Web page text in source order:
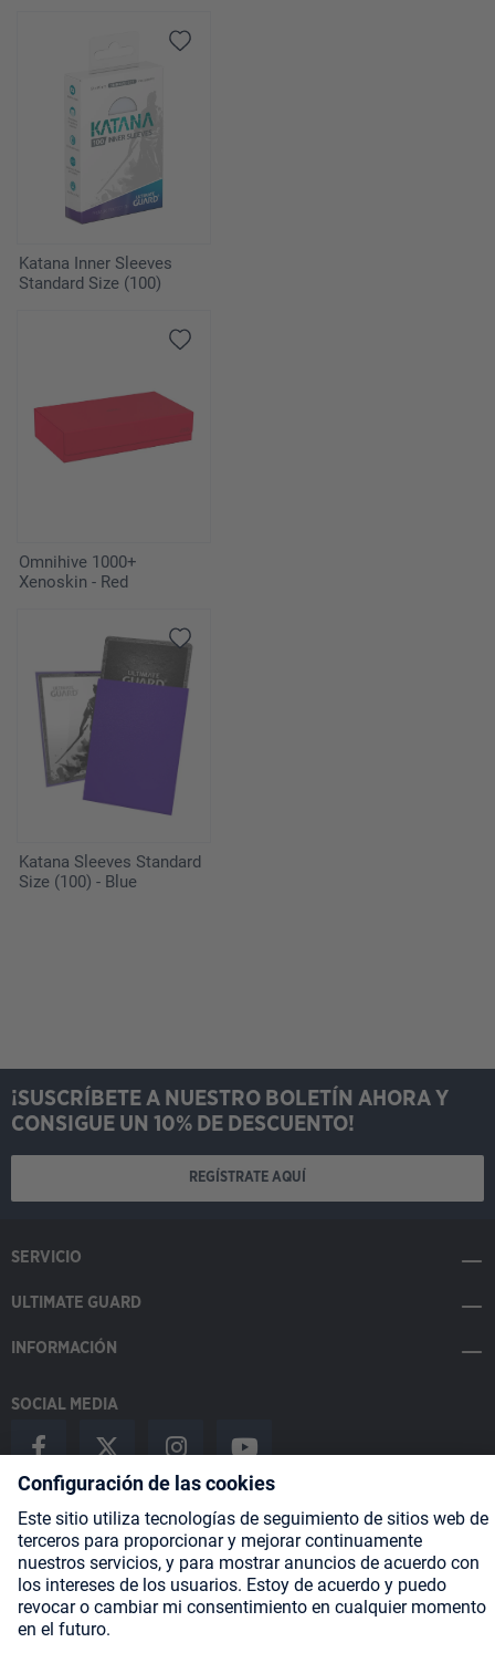
Katana Inner Sleeves
Standard Size (100)
Omnihive 1000+
Xenoskin - Red
Katana Sleeves Standard
Size (100) - Blue
¡SUSCRÍBETE A NUESTRO BOLETÍN AHORA Y
CONSIGUE UN 10% DE DESCUENTO!
REGÍSTRATE AQUÍ
SERVICIO
ULTIMATE GUARD
INFORMACIÓN
SOCIAL MEDIA
Payment Methods
Shipping